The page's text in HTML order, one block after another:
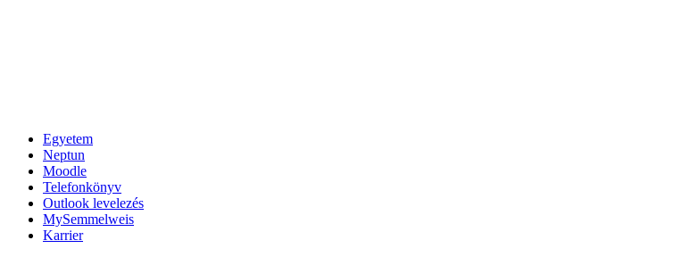
Egyetem
Neptun
Moodle
Telefonkönyv
Outlook levelezés
MySemmelweis
Karrier